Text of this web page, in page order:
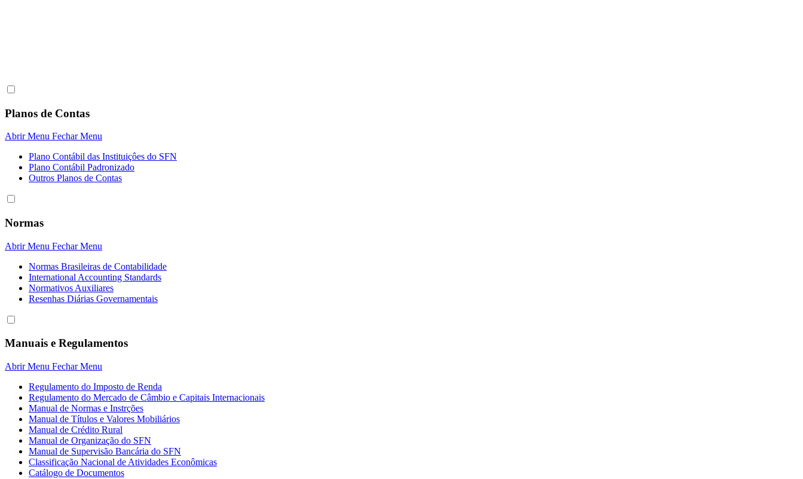
Planos de Contas
Abrir Menu Fechar Menu
Plano Contábil das Instituiçôes do SFN
Plano Contábil Padronizado
Outros Planos de Contas
Normas
Abrir Menu Fechar Menu
Normas Brasileiras de Contabilidade
International Accounting Standards
Normativos Auxiliares
Resenhas Diárias Governamentais
Manuais e Regulamentos
Abrir Menu Fechar Menu
Regulamento do Imposto de Renda
Regulamento do Mercado de Câmbio e Capitais Internacionais
Manual de Normas e Instrções
Manual de Títulos e Valores Mobiliários
Manual de Crédito Rural
Manual de Organização do SFN
Manual de Supervisão Bancária do SFN
Classificação Nacional de Atividades Econômicas
Catálogo de Documentos